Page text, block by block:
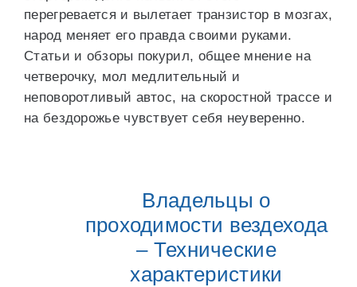
перегревается и вылетает транзистор в мозгах,
народ меняет его правда своими руками.
Статьи и обзоры покурил, общее мнение на
четверочку, мол медлительный и
неповоротливый автос, на скоростной трассе и
на бездорожье чувствует себя неуверенно.
Владельцы о
проходимости вездехода
– Технические
характеристики